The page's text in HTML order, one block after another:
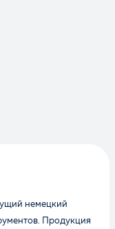
немецкий
Продукция